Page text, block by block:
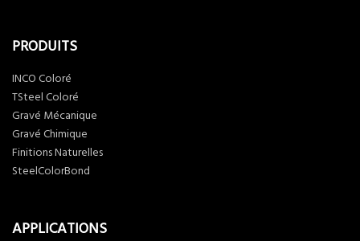
PRODUITS
INCO Coloré
TSteel Coloré
Gravé Mécanique
Gravé Chimique
Finitions Naturelles
SteelColorBond
APPLICATIONS